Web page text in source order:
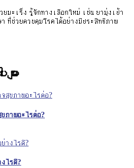
ยมะเร็ง รู้จักทางเลือกใหม่ เช่น ยามุ่งเป้า
ที่ช่วยควบคุมโรคได้อย่างมีประสิทธิภาพ
ျား
ภาพอะไรต่อ?
ไรดี?